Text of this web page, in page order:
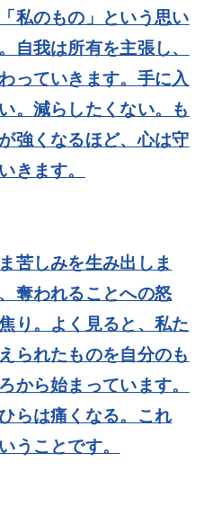
私のもの」という思い
自我は所有を主張し、
っていきます。手に入
。減らしたくない。も
強くなるほど、心は守
きます。
苦しみを生み出しま
奪われることへの怒
り。よく見ると、私た
られたものを自分のも
から始まっています。
らは痛くなる。これ
うことです。